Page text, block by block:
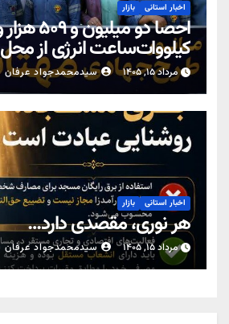
اخبار استانی بازار
کیلووات‌ساعت انرژی از
کنتورهای معیوب در یزد
مرداد ۱۵, ۱۴۰۵ سیدمحمدجواد عرفان
اخبار استانی بازار
هر نوری، مقصدی دارد…
مرداد ۱۵, ۱۴۰۵ سیدمحمدجواد عرفان